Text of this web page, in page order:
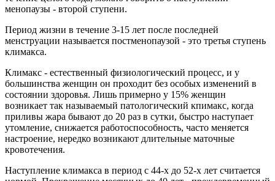
менопаузы - второй ступени.
Период жизни в течение 3-15 лет после последней
менструации называется постменопаузой - это третья ступень
климакса.
Климакс - естественный физиологический процесс, и у
большинства женщин он проходит без особых изменений в
состоянии здоровья. Лишь примерно у 15% женщин
возникает так называемый патологический кпимакс, когда
приливы жара бывают до 20 раз в сутки, быстро наступает
утомление, снижается работоспособность, часто меняется
настроение, нередко возникают длительные маточные
кровотечения.
Наступление климакса в период с 44-х до 52-х лет считается